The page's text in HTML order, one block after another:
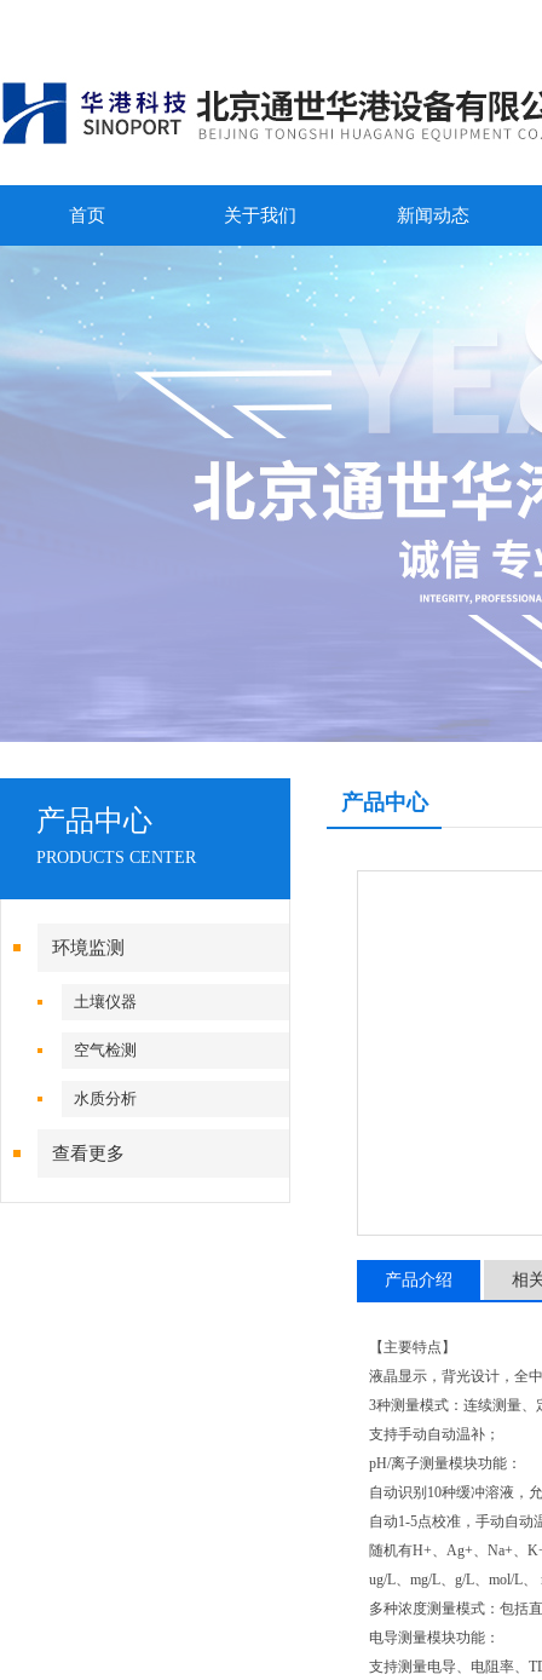
首页 关于我们 新闻动态
产品中心
PRODUCTS CENTER
环境监测
土壤仪器
空气检测
水质分析
查看更多
产品中心
产品介绍 相
【主要特点】
液晶显示，背光设计，全
3种测量模式：连续测量
支持手动自动温补；
pH/离子测量模块功能：
自动识别10种缓冲溶液，
自动1-5点校准，手动自动
随机有H+、Ag+、Na+、
ug/L、mg/L、g/L、mol/L
多种浓度测量模式：包括
电导测量模块功能：
支持测量电导、电阻率、